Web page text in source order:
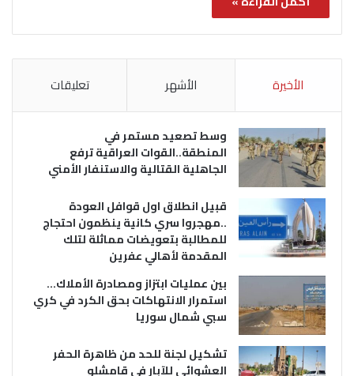
الأخيرة الأشهر تعليقات
وسط تصعيد مستمر في
المنطقة..القوات العراقية ترفع
الجاهلية القتالية والاستنفار الأمني
قبيل انطلاق اول قوافل العودة
..مهجروا سري كانية ينظمون احتجاج
للمطالبة بتعويضات مماثلة لتلك
المقدمة لأهالي عفرين
بين عمليات ابتزاز ومصادرة الأملاك…
استمرار الانتهاكات بحق الكرد في كري
سبي شمال سوريا
تشكيل لجنة للحد من ظاهرة الحفر
العشوائي للآبار في قامشلو